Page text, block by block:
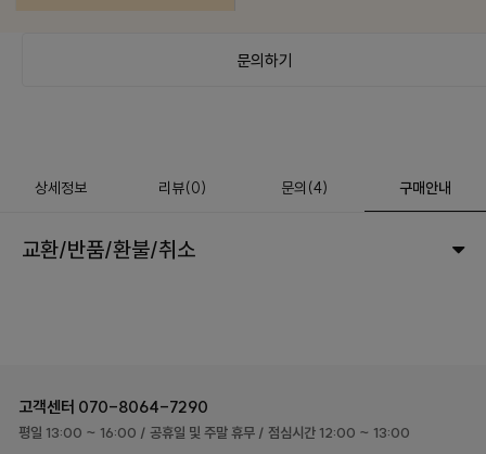
문의하기
상세정보 리뷰(0) 문의 (4) 구매안내
교환/반품/환불/취소
고객센터 070-8064-7290
평일 13:00 ~ 16:00 / 공휴일 및 주말 휴무 / 점심시간 12:00 ~ 13:00